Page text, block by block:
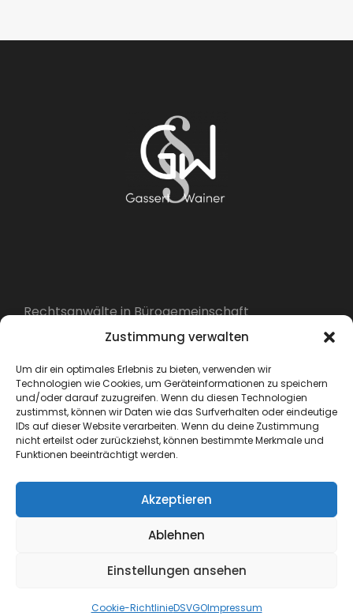
Zustimmung verwalten
Um dir ein optimales Erlebnis zu bieten, verwenden wir
Technologien wie Cookies, um Geräteinformationen zu speichern
und/oder darauf zuzugreifen. Wenn du diesen Technologien
zustimmst, können wir Daten wie das Surfverhalten oder eindeutige
IDs auf dieser Website verarbeiten. Wenn du deine Zustimmung
nicht erteilst oder zurückziehst, können bestimmte Merkmale und
Funktionen beeinträchtigt werden.
Akzeptieren
Ablehnen
Einstellungen ansehen
Cookie-RichtlinieDSVGOImpressum
Rechtsanwälte in Bürogemeinschaft
Gassert & Wainer
Fax: +49 (0) 6838 86 59 092
kanzlei@r-gw.de
Vorstadtstraße 2
66793 Saarwellingen